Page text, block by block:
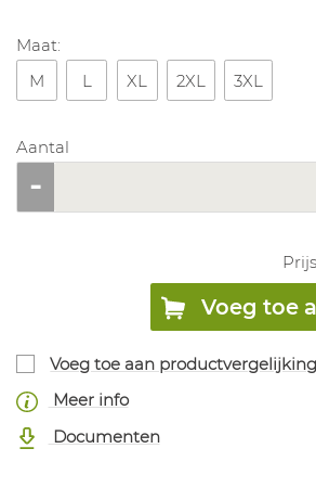
Maat:
M
L XL 2XL 3XL
Aantal
Voeg toe
Voeg toe aan productvergelijking
Meer info
Documenten